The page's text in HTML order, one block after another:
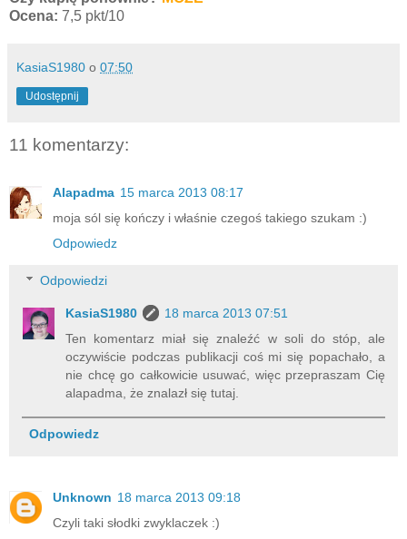
Ocena: 7,5 pkt/10
KasiaS1980 o 07:50
Udostępnij
11 komentarzy:
Alapadma 15 marca 2013 08:17
moja sól się kończy i właśnie czegoś takiego szukam :)
Odpowiedz
Odpowiedzi
KasiaS1980
18 marca 2013 07:51
Ten komentarz miał się znaleźć w soli do stóp, ale
oczywiście podczas publikacji coś mi się popachało, a
nie chcę go całkowicie usuwać, więc przepraszam Cię
alapadma, że znalazł się tutaj.
Odpowiedz
Unknown 18 marca 2013 09:18
Czyli taki słodki zwyklaczek :)